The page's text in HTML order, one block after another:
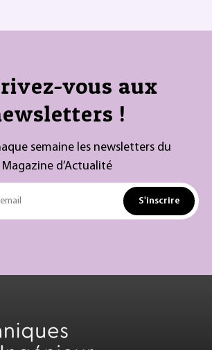
vous aux
!
semaine les newsletters du
Magazine d’Actualité
S'inscrire